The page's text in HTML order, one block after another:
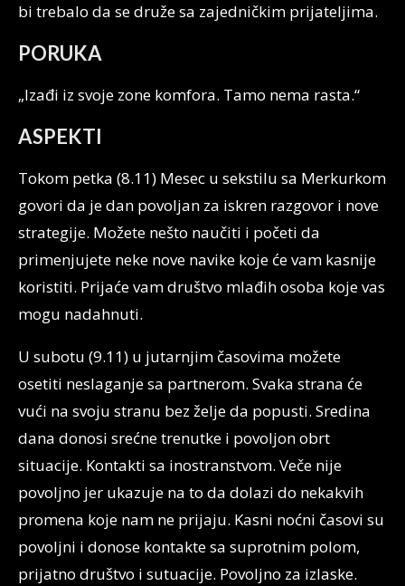
bi trebalo da se druže sa zajedničkim prijateljima.
PORUKA
„Izađi iz svoje zone komfora. Tamo nema rasta.“
ASPEKTI
Tokom petka (8.11) Mesec u sekstilu sa Merkurkom
govori da je dan povoljan za iskren razgovor i nove
strategije. Možete nešto naučiti i početi da
primenjujete neke nove navike koje će vam kasnije
koristiti. Prijaće vam društvo mlađih osoba koje vas
mogu nadahnuti.
U subotu (9.11) u jutarnjim časovima možete
osetiti neslaganje sa partnerom. Svaka strana će
vući na svoju stranu bez želje da popusti. Sredina
dana donosi srećne trenutke i povoljon obrt
situacije. Kontakti sa inostranstvom. Veče nije
povoljno jer ukazuje na to da dolazi do nekakvih
promena koje nam ne prijaju. Kasni noćni časovi su
povoljni i donose kontakte sa suprotnim polom,
prijatno društvo i sutuacije. Povoljno za izlaske.